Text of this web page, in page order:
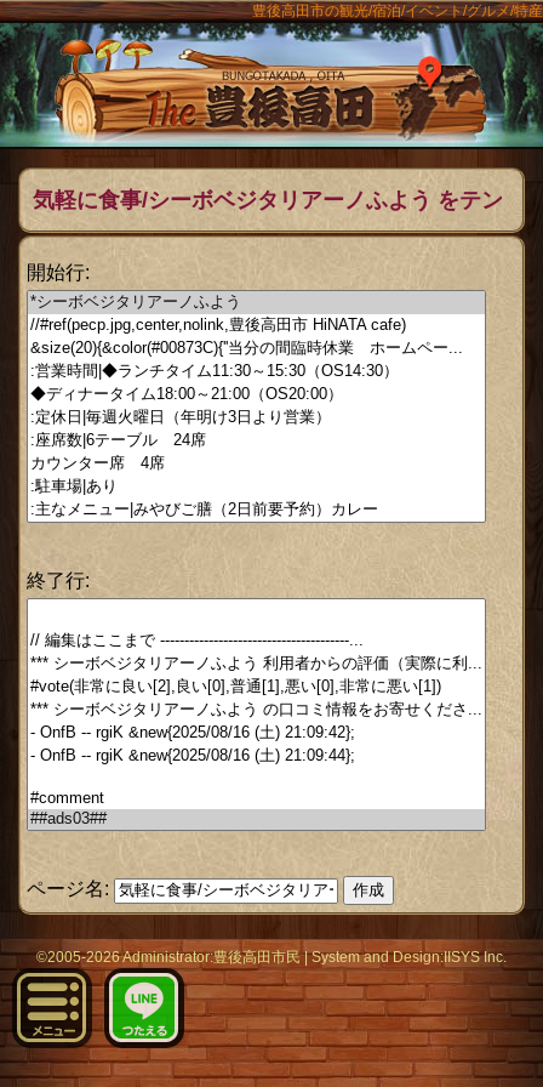
豊後高田市の観光/宿泊/イベント/グルメ/特産
The豊後
気軽に食事/シーボベジタリアーノふよう をテン
プレートにして作成
開始行:
終了行:
ページ名:
メニュー
©2005-2026 Administrator:豊後高田市民|Systemand Design:IISYS Inc.